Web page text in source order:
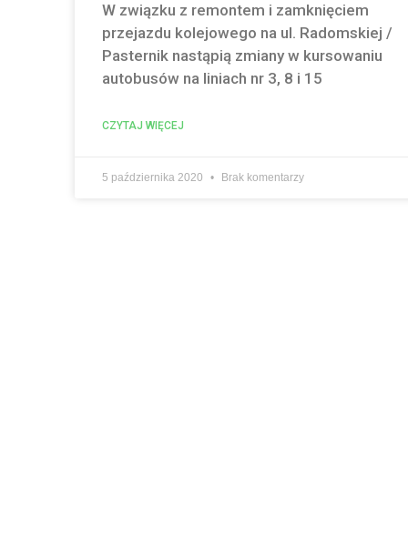
W związku z remontem i zamknięciem
przejazdu kolejowego na ul. Radomskiej /
Pasternik nastąpią zmiany w kursowaniu
autobusów na liniach nr 3, 8 i 15
CZYTAJ WIĘCEJ
5 października 2020 Brak komentarzy